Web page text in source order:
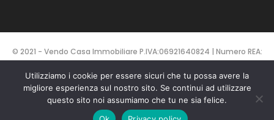
© 2021 - Vendo Casa Immobiliare P.IVA:06921640824 | Numero REA:
PA-425137 | DESIGNED BYWebvox.it
HOME CONTATTI PROPERTIES AGENTS
TERMS OF USE
Utilizziamo i cookie per essere sicuri che tu possa avere la
migliore esperienza sul nostro sito. Se continui ad utilizzare
questo sito noi assumiamo che tu ne sia felice.